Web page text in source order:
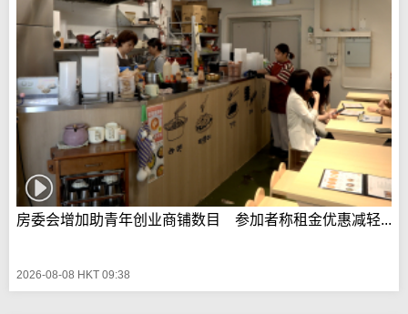
房委会增加助青年创业商铺数目 参加者称租金优惠减轻...
2026-08-08 HKT 09:38